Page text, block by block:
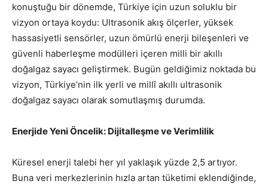
konuştuğu bir dönemde, Türkiye için uzun soluklu bir
vizyon ortaya koydu: Ultrasonik akış ölçerler, yüksek
hassasiyetli sensörler, uzun ömürlü enerji bileşenleri ve
güvenli haberleşme modülleri içeren milli bir akıllı
doğalgaz sayacı geliştirmek. Bugün geldiğimiz noktada bu
vizyon, Türkiye’nin ilk yerli ve millî akıllı ultrasonik
doğalgaz sayacı olarak somutlaşmış durumda.
Enerjide Yeni Öncelik: Dijitalleşme ve Verimlilik
Küresel enerji talebi her yıl yaklaşık yüzde 2,5 artıyor.
Buna veri merkezlerinin hızla artan tüketimi eklendiğinde,